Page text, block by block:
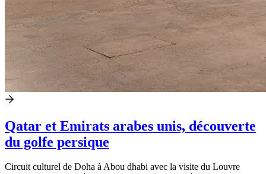
Qatar et Emirats arabes unis, découverte
du golfe persique
Circuit culturel de Doha à Abou dhabi avec la visite du Louvre